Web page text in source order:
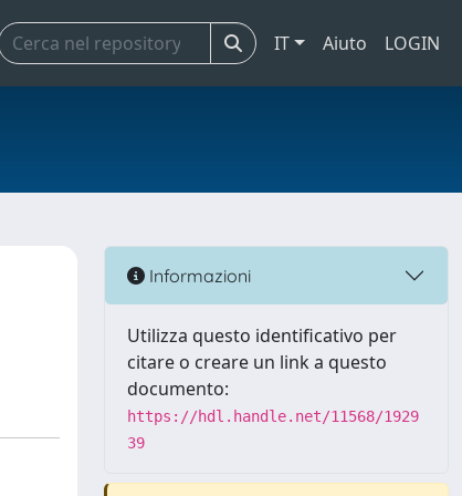
IT Aiuto LOGIN
Informazioni
Utilizza questo identificativo per
citare o creare un link a questo
documento:
https://hdl.handle.net/11568/1929
39